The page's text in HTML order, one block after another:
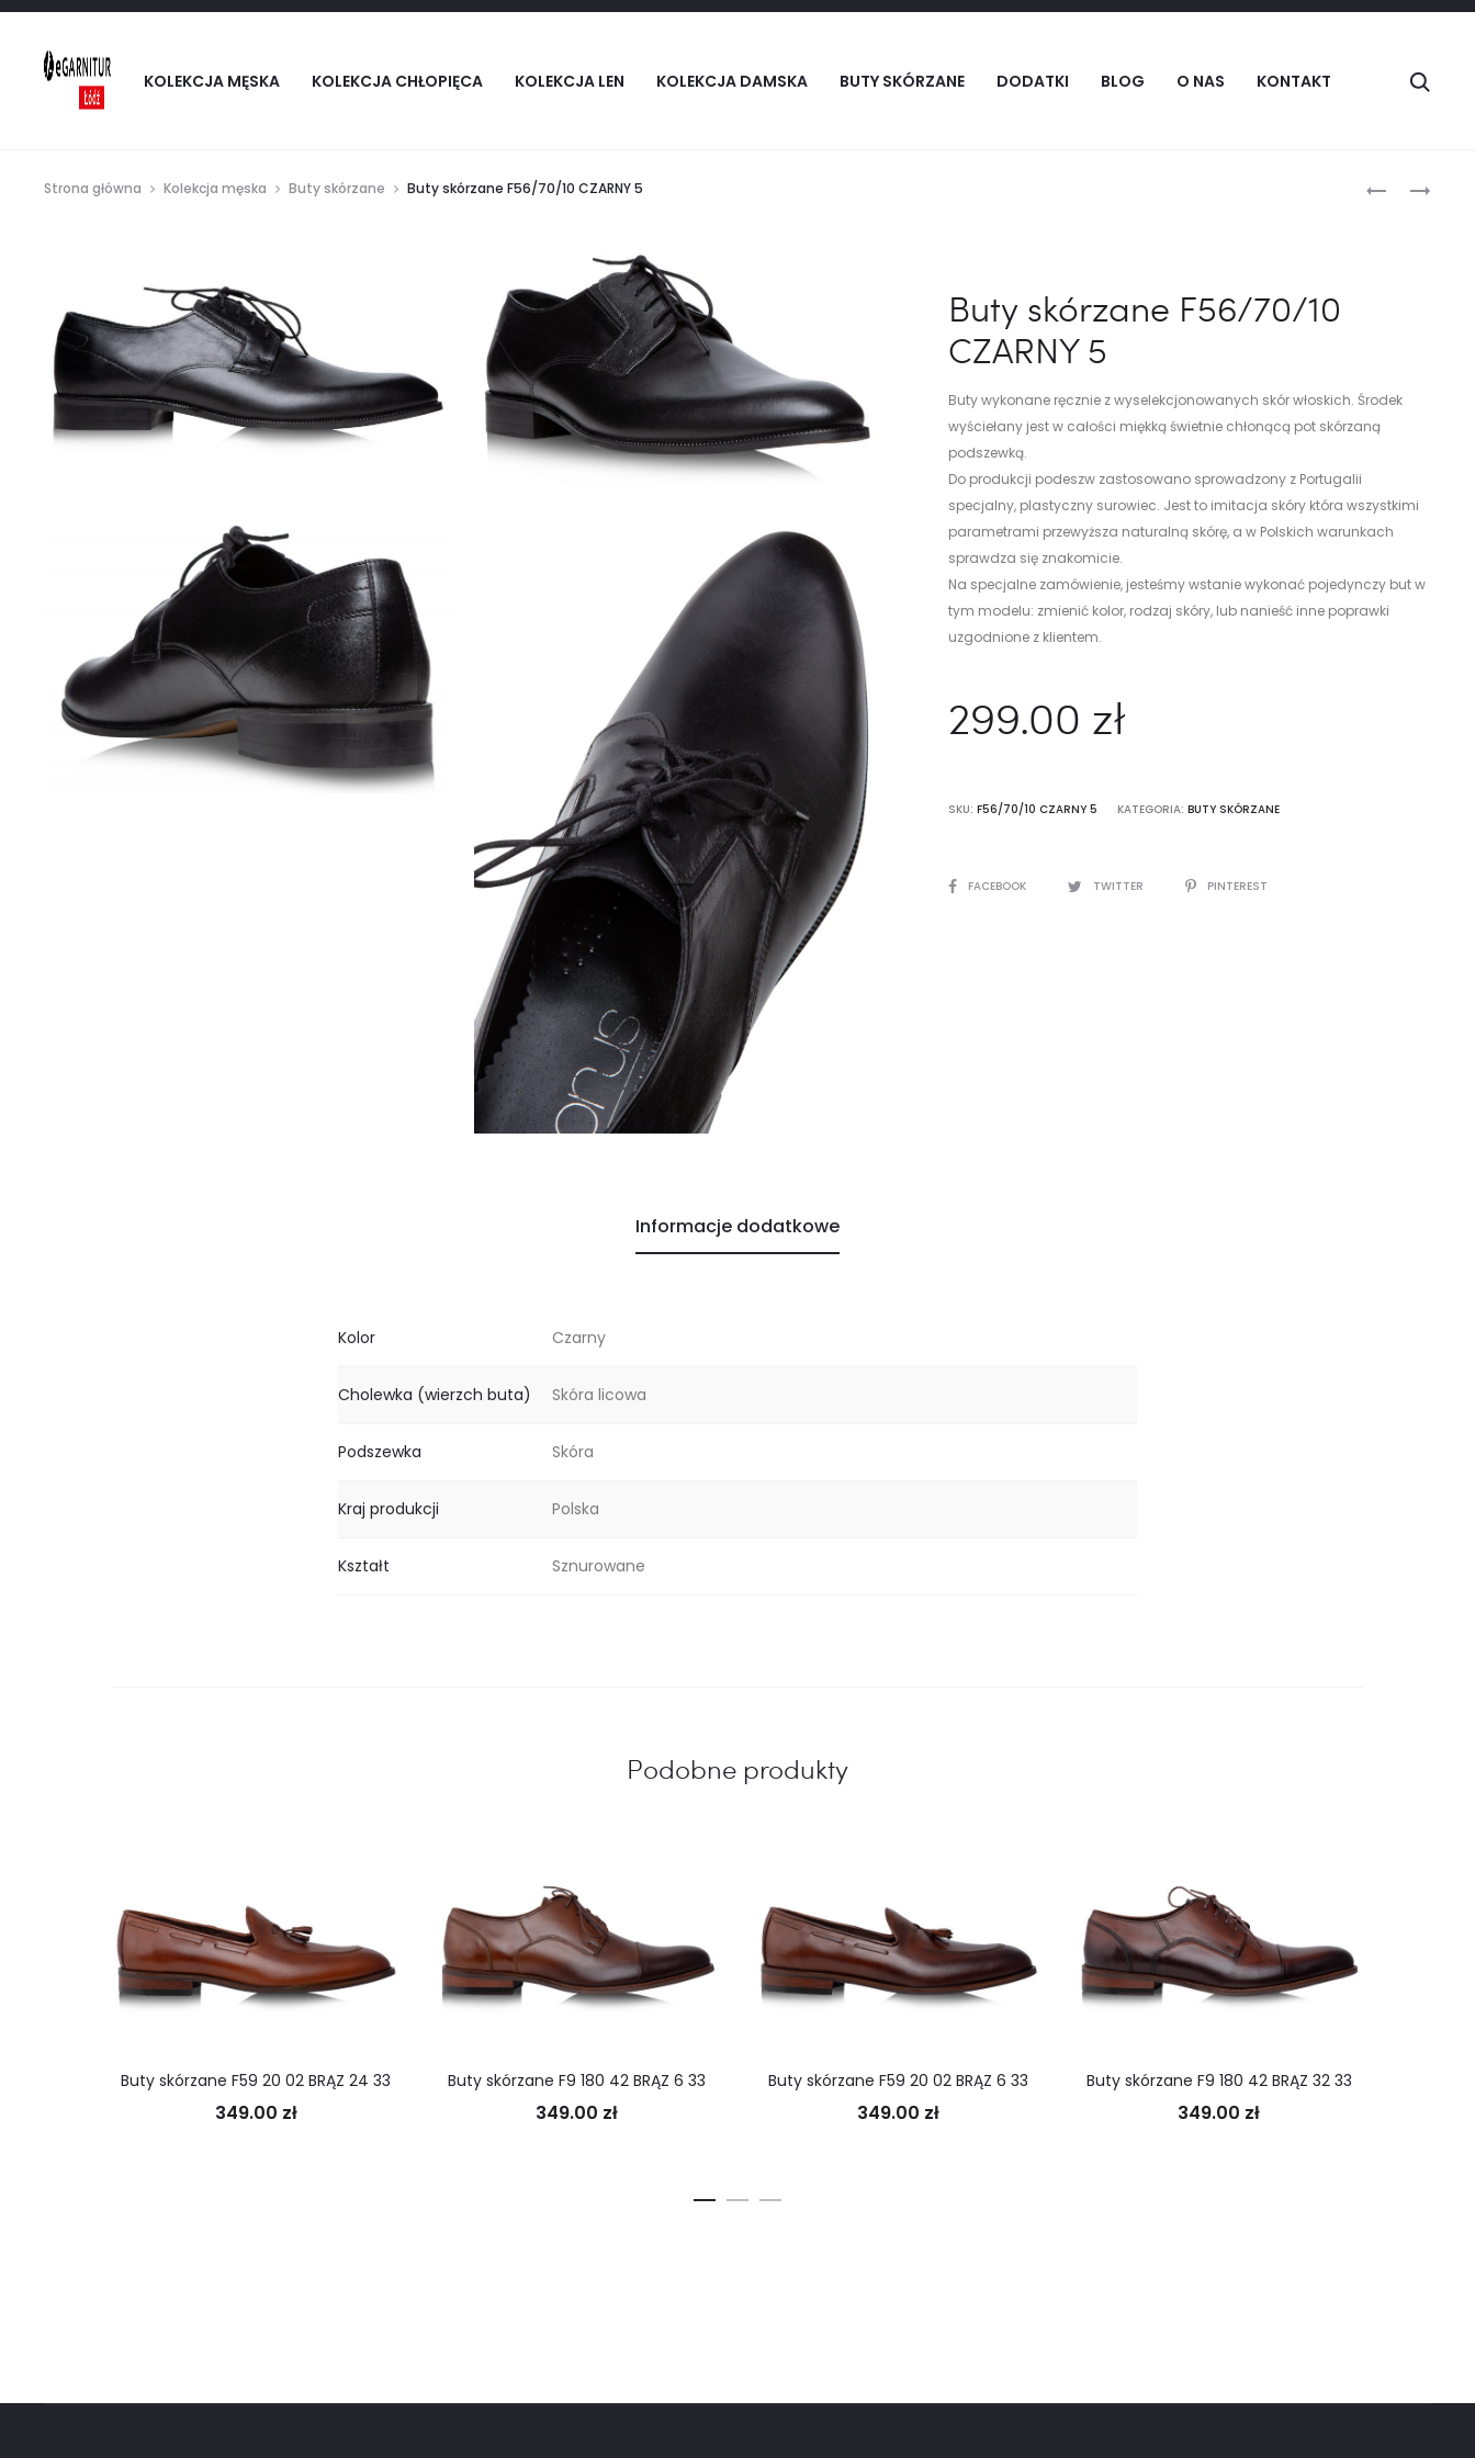
KOLEKCJA MĘSKA KOLEKCJA CHŁOPIĘCA KOLEKCJA LEN KOLEKCJA DAMSKA BUTY SKÓRZANE DODATKI BLOG O NAS KONTAKT
Strona główna Kolekcja męska Buty skórzane Buty skórzane F56/70/10 CZARNY 5
Buty skórzane F56/70/10
CZARNY 5
Buty wykonane ręcznie z wyselekcjonowanych skór włoskich. Środek
wyściełany jest w całości miękką świetnie chłonącą pot skórzaną
podszewką.
Do produkcji podeszw zastosowano sprowadzony z Portugalii
specjalny, plastyczny surowiec. Jest to imitacja skóry która wszystkimi
parametrami przewyższa naturalną skórę, a w Polskich warunkach
sprawdza się znakomicie.
Na specjalne zamówienie, jesteśmy wstanie wykonać pojedynczy but w
tym modelu: zmienić kolor, rodzaj skóry, lub nanieść inne poprawki
uzgodnione z klientem.
299.00 zł
SKU: F56/70/10 CZARNY 5 KATEGORIA: BUTY SKÓRZANE
SHAREFACEBOOK TWITTER PINTEREST
Informacje dodatkowe
Kolor Czarny
Cholewka (wierzch buta) Skóra licowa
Podszewka Skóra
Kraj produkcji Polska
Kształt Sznurowane
Podobne produkty
Buty skórzane F59 20 02 BRĄZ 24 33
349.00 zł
Buty skórzane F9 180 42 BRĄZ 6 33
349.00 zł
Buty skórzane F59 20 02 BRĄZ 6 33
349.00 zł
Buty skórzane F9 180 42 BRĄZ 32 33
349.00 zł